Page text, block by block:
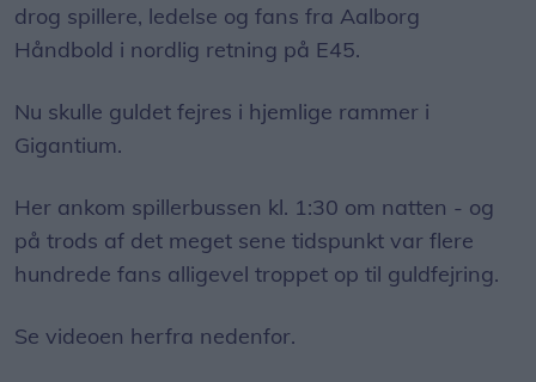
drog spillere, ledelse og fans fra Aalborg
Håndbold i nordlig retning på E45.
Nu skulle guldet fejres i hjemlige rammer i
Gigantium.
Her ankom spillerbussen kl. 1:30 om natten - og
på trods af det meget sene tidspunkt var flere
hundrede fans alligevel troppet op til guldfejring.
Se videoen herfra nedenfor.